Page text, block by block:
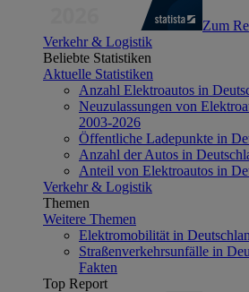
Zum
Verkehr & Logistik
Beliebte Statistiken
Aktuelle Statistiken
Anzahl Elektroautos in
Neuzulassungen von
2003-2026
Öffentliche Ladepunkte in
Anzahl der Autos in
Anteil von Elektroautos in
Verkehr & Logistik
Themen
Weitere Themen
Elektromobilität in
Straßenverkehrsunfälle in
Fakten
Top Report